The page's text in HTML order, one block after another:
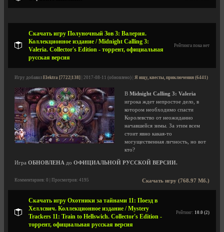
Скачать игру Полуночный Зов 3: Валерия.
Коллекционное издание / Midnight Calling 3:
Valeria. Collector's Edition - торрент, официальная
русская версия
Рейтинга пока нет
Игру добавил Elektra [7722|138] | 2017-08-11 (обновлено) | Я ищу, квесты, приключения (6441)
В Midnight Calling 3: Valeria
игрока ждет непростое дело, в
котором необходимо спасти
Королевство от неожиданно
начавшейся зимы. За этим всем
стоит явно какая-то
могущественная личность, но вот
кто?
Игра ОБНОВЛЕНА до ОФИЦИАЛЬНОЙ РУССКОЙ ВЕРСИИ.
Скачать игру (768.97 Мб.)
Комментариев: 0 | Просмотров: 4195
Скачать игру Охотники за тайнами 11: Поезд в
Хеллсвич. Коллекционное издание / Mystery
Trackers 11: Train to Hellswich. Collector's Edition -
торрент, официальная русская версия
Рейтинг: 10.0 (2)